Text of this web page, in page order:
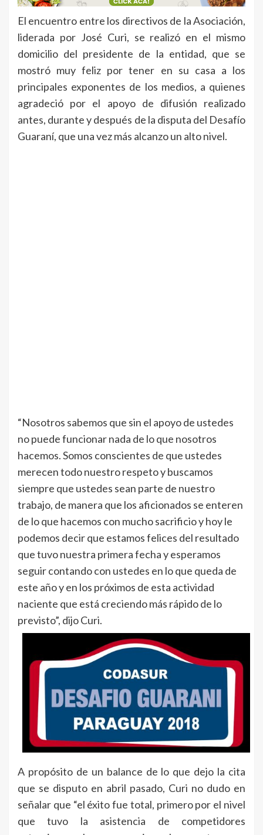
El encuentro entre los directivos de la Asociación,
liderada por José Curi, se realizó en el mismo
domicilio del presidente de la entidad, que se
mostró muy feliz por tener en su casa a los
principales exponentes de los medios, a quienes
agradeció por el apoyo de difusión realizado
antes, durante y después de la disputa del Desafío
Guaraní, que una vez más alcanzo un alto nivel.
“Nosotros sabemos que sin el apoyo de ustedes
no puede funcionar nada de lo que nosotros
hacemos. Somos conscientes de que ustedes
merecen todo nuestro respeto y buscamos
siempre que ustedes sean parte de nuestro
trabajo, de manera que los aficionados se enteren
de lo que hacemos con mucho sacrificio y hoy le
podemos decir que estamos felices del resultado
que tuvo nuestra primera fecha y esperamos
seguir contando con ustedes en lo que queda de
este año y en los próximos de esta actividad
naciente que está creciendo más rápido de lo
previsto”, dijo Curi.
A propósito de un balance de lo que dejo la cita
que se disputo en abril pasado, Curi no dudo en
señalar que “el éxito fue total, primero por el nivel
que tuvo la asistencia de competidores